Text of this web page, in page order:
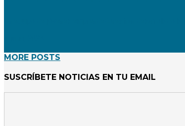
MORE POSTS
SUSCRÍBETE NOTICIAS EN TU EMAIL